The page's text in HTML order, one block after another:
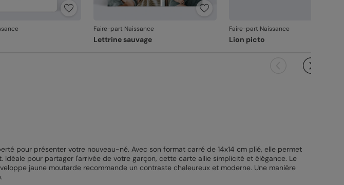
Faire-part Naissance
Lettrine sauvage
Faire-part Naissance
Lion picto
pour présenter votre nouveau-né. Avec son format carré de 14x14 cm plié, elle permet
pour partager l'arrivée de votre garçon, cette carte allie simplicité et élégance. Le
jaune moutarde recommande un contraste chaleureux et moderne. Une manière